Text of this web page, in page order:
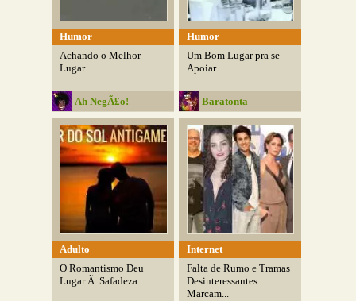
Humor
Achando o Melhor
Lugar
Ah NegÃ£o!
Humor
Um Bom Lugar pra se
Apoiar
Baratonta
Adulto
O Romantismo Deu
Lugar Ã Safadeza
Internet
Falta de Rumo e Tramas
Desinteressantes
Marcam...